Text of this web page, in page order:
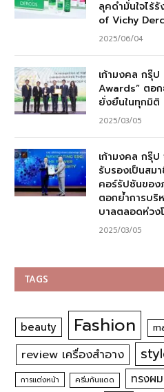
ลุคดำมั่นใจไร้
of Vichy
2025/06/04
เก้ามงคล กรุ๊ป
Awards” ตอ
ยั่งยืนในทุกมิติ
2025/03/05
เก้ามงคล กรุ๊
รับรองเป็นสม
คอร์รัปชันของ
ตอกย้ำการบริ
บาลตลอดห่ว
2025/03/05
TAGS
beauty Fashion
review เครื่องสำอาง
การแต่งหน้า ครีมกันแดด ทรงผม